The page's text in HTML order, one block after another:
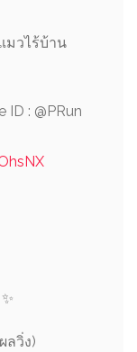
มวไร้บ้าน
: @PRun
✨
ลวิ่ง)